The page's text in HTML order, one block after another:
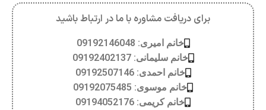
برای دریافت مشاوره با ما در ارتباط باشید
خانم امیری: 09192146048
خانم سلیمانی: 09192402137
خانم احمدی: 09192507146
خانم موسوی: 09192075485
خانم کریمی: 09194052176